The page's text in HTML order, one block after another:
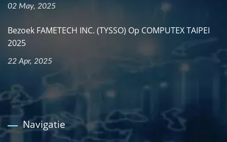
02 May, 2025
Bezoek FAMETECH INC. (TYSSO) Op COMPUTEX TAIPEI
2025
22 Apr, 2025
Navigatie